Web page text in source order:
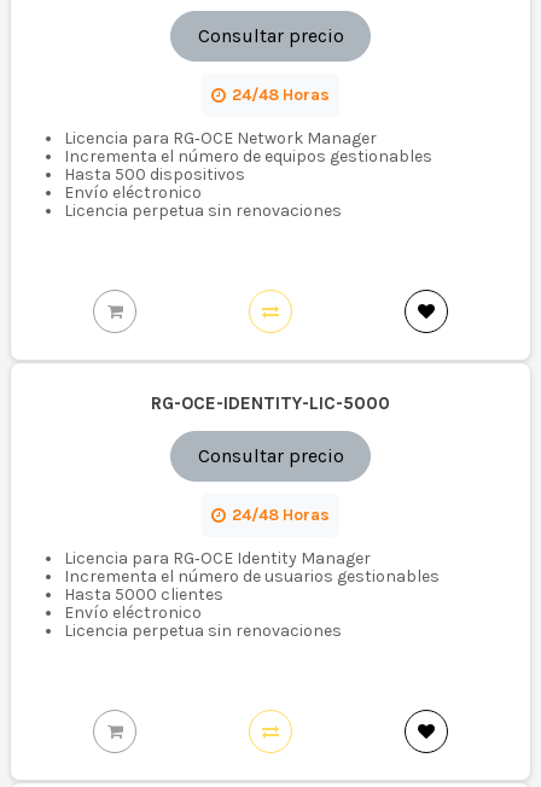
Consultar precio
24/48 Horas
Licencia para RG‑OCE Network Manager
Incrementa el número de equipos gestionables
Hasta 500 dispositivos
Envío eléctronico
Licencia perpetua sin renovaciones
RG-OCE-IDENTITY-LIC-5000
Consultar precio
24/48 Horas
Licencia para RG‑OCE Identity Manager
Incrementa el número de usuarios gestionables
Hasta 5000 clientes
Envío eléctronico
Licencia perpetua sin renovaciones